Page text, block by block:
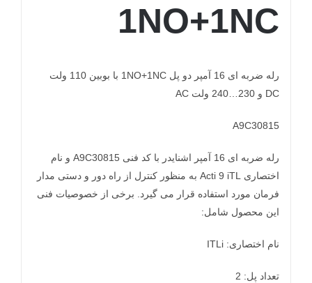
1NO+1NC
رله ضربه ای 16 آمپر دو پل 1NO+1NC با بوبین 110 ولت
DC و 230…240 ولت AC
A9C30815
رله ضربه ای 16 آمپر اشنایدر با کد فنی A9C30815 و نام
اختصاری Acti 9 iTL به منظور کنترل از راه دور و دستی مدار
فرمان مورد استفاده قرار می گیرد. برخی از خصوصیات فنی
این محصول شامل:
نام اختصاری: ITLi
تعداد پل: 2